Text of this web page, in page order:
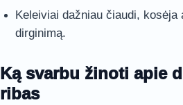
Keleiviai dažniau čiaudi, kosėja
dirginimą.
Ką svarbu žinoti apie
ribas